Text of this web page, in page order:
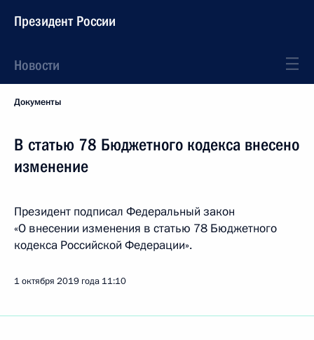
Президент России
Новости
Документы
В статью 78 Бюджетного кодекса внесено
изменение
Президент подписал Федеральный закон
«О внесении изменения в статью 78 Бюджетного
кодекса Российской Федерации».
1 октября 2019 года 11:10